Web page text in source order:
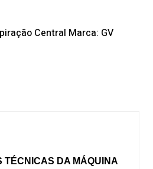
Central Marca: GV
TÉCNICAS DA MÁQUINA